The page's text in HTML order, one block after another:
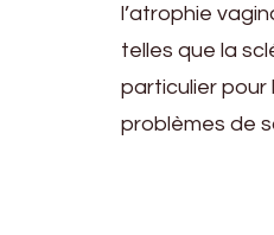
l’atrophie
telles que la
particulier pour
problèmes de